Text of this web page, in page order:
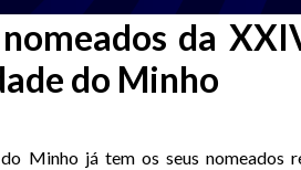
da
do Minho
Minho já tem os seus nomeados